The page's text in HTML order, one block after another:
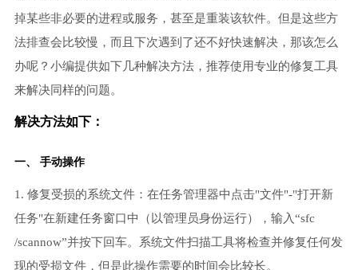
掉某些非必要的进程或服务，甚至是重装该软件。但是这些方
法排查会比较慢，而且下次遇到了还不好快速解决，那该怎么
办呢？小编提供如下几种解决方法，推荐使用专业的修复工具
来解决同样的问题。
解决方法如下：
一、 手动操作
1. 修复受损的系统文件：在任务管理器中点击"文件"-"打开新
任务"在新建任务窗口中（以管理员身份运行），输入“sfc
/scannow”并按下回车。系统文件扫描工具将检查并修复任何发
现的受损文件，但是此操作需要的时间会比较长。